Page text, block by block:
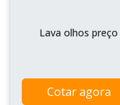
Lava olhos preço
Cotar agora